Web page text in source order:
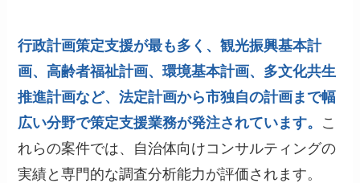
行政計画策定支援が最も多く、観光振興基本計
画、高齢者福祉計画、環境基本計画、多文化共生
推進計画など、法定計画から市独自の計画まで幅
広い分野で策定支援業務が発注されています。 こ
れらの案件では、自治体向けコンサルティングの
実績と専門的な調査分析能力が評価されます。